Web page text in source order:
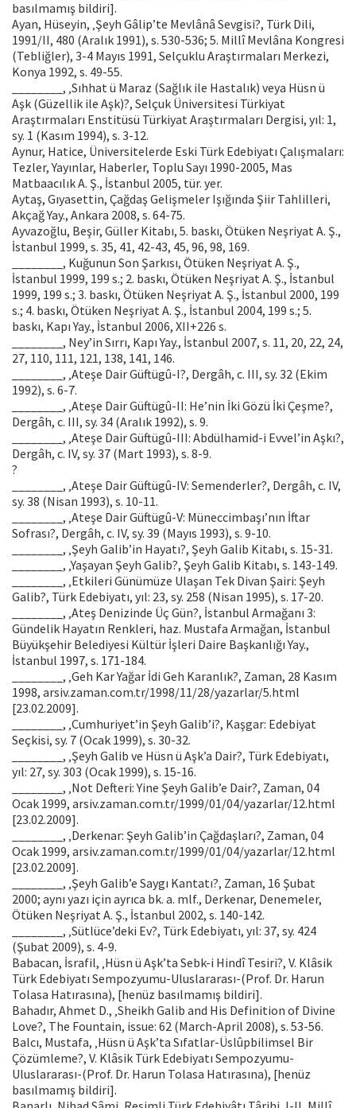
basılmamış bildiri].
Ayan, Hüseyin, ‚Şeyh Gâlip’te Mevlânâ Sevgisi?, Türk Dili,
1991/II, 480 (Aralık 1991), s. 530-536; 5. Millî Mevlâna Kongresi
(Tebliğler), 3-4 Mayıs 1991, Selçuklu Araştırmaları Merkezi,
Konya 1992, s. 49-55.
________, ‚Sıhhat ü Maraz (Sağlık ile Hastalık) veya Hüsn ü
Aşk (Güzellik ile Aşk)?, Selçuk Üniversitesi Türkiyat
Araştırmaları Enstitüsü Türkiyat Araştırmaları Dergisi, yıl: 1,
sy. 1 (Kasım 1994), s. 3-12.
Aynur, Hatice, Üniversitelerde Eski Türk Edebiyatı Çalışmaları:
Tezler, Yayınlar, Haberler, Toplu Sayı 1990-2005, Mas
Matbaacılık A. Ş., İstanbul 2005, tür. yer.
Aytaş, Gıyasettin, Çağdaş Gelişmeler Işığında Şiir Tahlilleri,
Akçağ Yay., Ankara 2008, s. 64-75.
Ayvazoğlu, Beşir, Güller Kitabı, 5. baskı, Ötüken Neşriyat A. Ş.,
İstanbul 1999, s. 35, 41, 42-43, 45, 96, 98, 169.
________, Kuğunun Son Şarkısı, Ötüken Neşriyat A. Ş.,
İstanbul 1999, 199 s.; 2. baskı, Ötüken Neşriyat A. Ş., İstanbul
1999, 199 s.; 3. baskı, Ötüken Neşriyat A. Ş., İstanbul 2000, 199
s.; 4. baskı, Ötüken Neşriyat A. Ş., İstanbul 2004, 199 s.; 5.
baskı, Kapı Yay., İstanbul 2006, XII+226 s.
________, Ney’in Sırrı, Kapı Yay., İstanbul 2007, s. 11, 20, 22, 24,
27, 110, 111, 121, 138, 141, 146.
________, ‚Ateşe Dair Güftügû-I?, Dergâh, c. III, sy. 32 (Ekim
1992), s. 6-7.
________, ‚Ateşe Dair Güftügû-II: He’nin İki Gözü İki Çeşme?,
Dergâh, c. III, sy. 34 (Aralık 1992), s. 9.
________, ‚Ateşe Dair Güftügû-III: Abdülhamid-i Evvel’in Aşkı?,
Dergâh, c. IV, sy. 37 (Mart 1993), s. 8-9.
?
________, ‚Ateşe Dair Güftügû-IV: Semenderler?, Dergâh, c. IV,
sy. 38 (Nisan 1993), s. 10-11.
________, ‚Ateşe Dair Güftügû-V: Müneccimbaşı’nın İftar
Sofrası?, Dergâh, c. IV, sy. 39 (Mayıs 1993), s. 9-10.
________, ‚Şeyh Galib’in Hayatı?, Şeyh Galib Kitabı, s. 15-31.
________, ‚Yaşayan Şeyh Galib?, Şeyh Galib Kitabı, s. 143-149.
________, ‚Etkileri Günümüze Ulaşan Tek Divan Şairi: Şeyh
Galib?, Türk Edebiyatı, yıl: 23, sy. 258 (Nisan 1995), s. 17-20.
________, ‚Ateş Denizinde Üç Gün?, İstanbul Armağanı 3:
Gündelik Hayatın Renkleri, haz. Mustafa Armağan, İstanbul
Büyükşehir Belediyesi Kültür İşleri Daire Başkanlığı Yay.,
İstanbul 1997, s. 171-184.
________, ‚Geh Kar Yağar İdi Geh Karanlık?, Zaman, 28 Kasım
1998, arsiv.zaman.com.tr/1998/11/28/yazarlar/5.html
[23.02.2009].
________, ‚Cumhuriyet’in Şeyh Galib’i?, Kaşgar: Edebiyat
Seçkisi, sy. 7 (Ocak 1999), s. 30-32.
________, ‚Şeyh Galib ve Hüsn ü Aşk’a Dair?, Türk Edebiyatı,
yıl: 27, sy. 303 (Ocak 1999), s. 15-16.
________, ‚Not Defteri: Yine Şeyh Galib’e Dair?, Zaman, 04
Ocak 1999, arsiv.zaman.com.tr/1999/01/04/yazarlar/12.html
[23.02.2009].
________, ‚Derkenar: Şeyh Galib’in Çağdaşları?, Zaman, 04
Ocak 1999, arsiv.zaman.com.tr/1999/01/04/yazarlar/12.html
[23.02.2009].
________, ‚Şeyh Galib’e Saygı Kantatı?, Zaman, 16 Şubat
2000; aynı yazı için ayrıca bk. a. mlf., Derkenar, Denemeler,
Ötüken Neşriyat A. Ş., İstanbul 2002, s. 140-142.
________, ‚Sütlüce’deki Ev?, Türk Edebiyatı, yıl: 37, sy. 424
(Şubat 2009), s. 4-9.
Babacan, İsrafil, ‚Hüsn ü Aşk’ta Sebk-i Hindî Tesiri?, V. Klâsik
Türk Edebiyatı Sempozyumu-Uluslararası-(Prof. Dr. Harun
Tolasa Hatırasına), [henüz basılmamış bildiri].
Bahadır, Ahmet D., ‚Sheikh Galib and His Definition of Divine
Love?, The Fountain, issue: 62 (March-April 2008), s. 53-56.
Balcı, Mustafa, ‚Hüsn ü Aşk’ta Sıfatlar-Üslûpbilimsel Bir
Çözümleme?, V. Klâsik Türk Edebiyatı Sempozyumu-
Uluslararası-(Prof. Dr. Harun Tolasa Hatırasına), [henüz
basılmamış bildiri].